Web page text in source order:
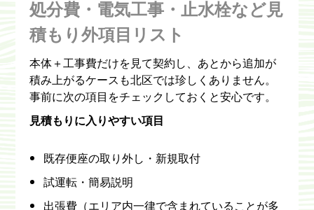
処分費・電気工事・止水栓など見
積もり外項目リスト
本体＋工事費だけを見て契約し、あとから追加が
積み上がるケースも北区では珍しくありません。
事前に次の項目をチェックしておくと安心です。
見積もりに入りやすい項目
既存便座の取り外し・新規取付
試運転・簡易説明
出張費（エリア内一律で含まれていることが多